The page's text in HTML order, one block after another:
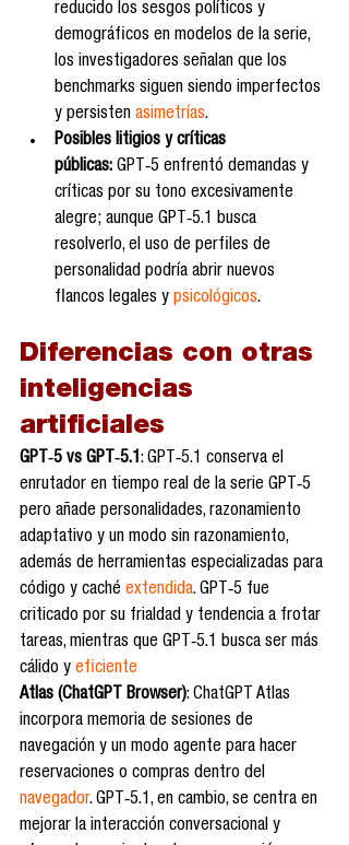
reducido los sesgos políticos y
demográficos en modelos de la serie,
los investigadores señalan que los
benchmarks siguen siendo imperfectos
y persisten asimetrías.
Posibles litigios y críticas
públicas: GPT‑5 enfrentó demandas y
críticas por su tono excesivamente
alegre; aunque GPT‑5.1 busca
resolverlo, el uso de perfiles de
personalidad podría abrir nuevos
flancos legales y psicológicos.
Diferencias con otras
inteligencias
artificiales
GPT‑5 vs GPT‑5.1: GPT‑5.1 conserva el
enrutador en tiempo real de la serie GPT‑5
pero añade personalidades, razonamiento
adaptativo y un modo sin razonamiento,
además de herramientas especializadas para
código y caché extendida. GPT‑5 fue
criticado por su frialdad y tendencia a frotar
tareas, mientras que GPT‑5.1 busca ser más
cálido y eficiente
Atlas (ChatGPT Browser): ChatGPT Atlas
incorpora memoria de sesiones de
navegación y un modo agente para hacer
reservaciones o compras dentro del
navegador. GPT‑5.1, en cambio, se centra en
mejorar la interacción conversacional y